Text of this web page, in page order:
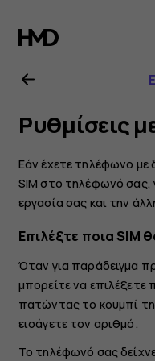
Οδηγίες
χρήσης
Nokia
5.3
Ρυθμίσεις
Εάν έχετε τηλέφωνο με
SIM στο τηλέφωνό σας,
εργασία σας και την
Επιλέξτε ποια SIM
Όταν για παράδειγμα
μπορείτε να επιλέξετε
πατώντας το κουμπί
εισάγετε τον αριθμό.
Το τηλέφωνό σας